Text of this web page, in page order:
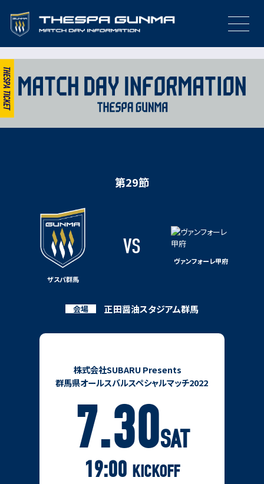
第29節
ザスパ群馬
VS
ヴァンフォーレ甲府
会場 正田醤油スタジアム群馬
株式会社SUBARU Presents
群馬県オールスバルスペシャルマッチ2022
7.30SAT
19:00 KICKOFF